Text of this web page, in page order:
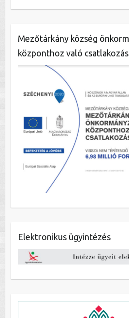
Mezőtárkány község
központhoz való
Elektronikus ügyintézés